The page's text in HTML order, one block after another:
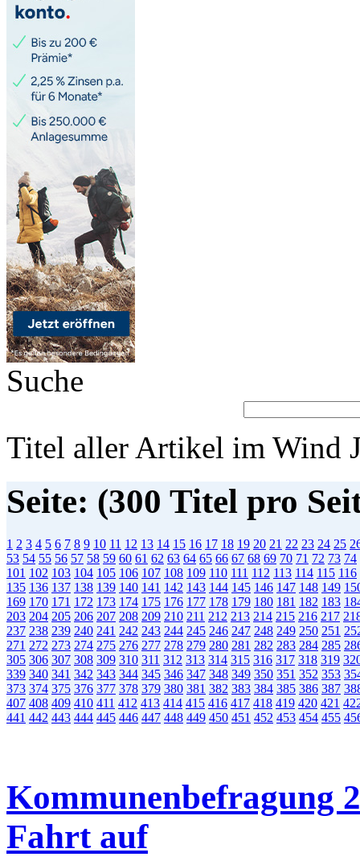
Suche
Titel aller Artikel im Wind
Seite: (300 Titel pro
1 2 3 4 5 6 7 8 9 10 11 12 13 14 15 16 17 18 19 20 21 22 23 24 25
53 54 55 56 57 58 59 60 61 62 63 64 65 66 67 68 69 70 71 72 73 74
101 102 103 104 105 106 107 108 109 110 111 112 113 114 115 116
135 136 137 138 139 140 141 142 143 144 145 146 147 148 149
169 170 171 172 173 174 175 176 177 178 179 180 181 182 183
203 204 205 206 207 208 209 210 211 212 213 214 215 216 217
237 238 239 240 241 242 243 244 245 246 247 248 249 250 251
271 272 273 274 275 276 277 278 279 280 281 282 283 284 285
305 306 307 308 309 310 311 312 313 314 315 316 317 318 319
339 340 341 342 343 344 345 346 347 348 349 350 351 352 353
373 374 375 376 377 378 379 380 381 382 383 384 385 386 387
407 408 409 410 411 412 413 414 415 416 417 418 419 420 421
441 442 443 444 445 446 447 448 449 450 451 452 453 454 455
Kommunenbefragung
Fahrt auf